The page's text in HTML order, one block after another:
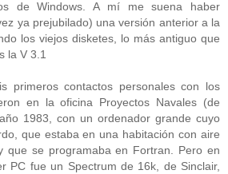
de Windows. A mí me suena haber
ya prejubilado) una versión anterior a la
los viejos disketes, lo más antiguo que
la V 3.1
primeros contactos personales con los
en la oficina Proyectos Navales (de
1983, con un ordenador grande cuyo
que estaba en una habitación con aire
que se programaba en Fortran. Pero en
PC fue un Spectrum de 16k, de Sinclair,